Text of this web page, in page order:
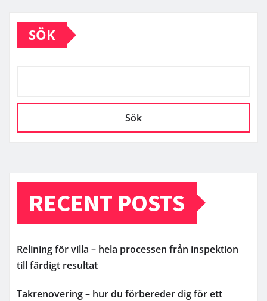
SÖK
Sök
RECENT POSTS
Relining för villa – hela processen från inspektion
till färdigt resultat
Takrenovering – hur du förbereder dig för ett